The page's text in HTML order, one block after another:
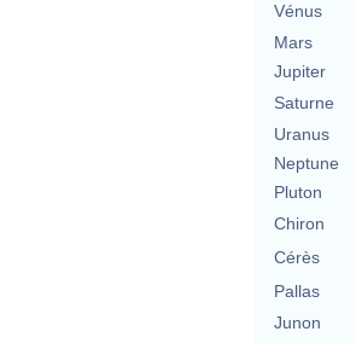
Vénus
Mars
Jupiter
Saturne
Uranus
Neptune
Pluton
Chiron
Cérès
Pallas
Junon